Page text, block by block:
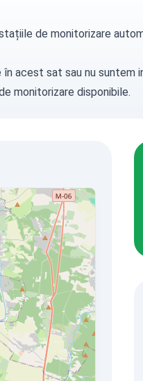
de monitorizare
acest sat sau nu
monitorizare disponibile.